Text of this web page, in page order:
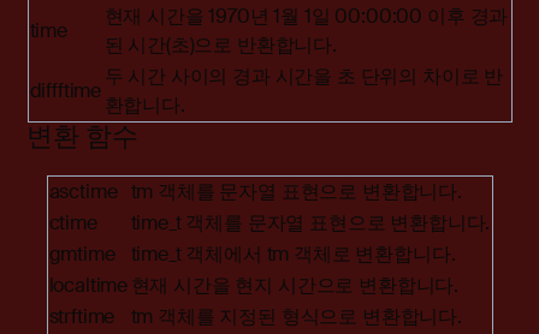
time
현재 시간을 1970년 1월 1일 00:00:00 이후 경과
된 시간(초)으로 반환합니다.
diffftime
두 시간 사이의 경과 시간을 초 단위의 차이로 반
환합니다.
변환 함수
asctime tm 객체를 문자열 표현으로 변환합니다.
ctime
time_t 객체를 문자열 표현으로 변환합니다.
gmtime
time_t 객체에서 tm 객체로 변환합니다.
localtime현재 시간을 현지 시간으로 변환합니다.
strftime
tm 객체를 지정된 형식으로 변환합니다.